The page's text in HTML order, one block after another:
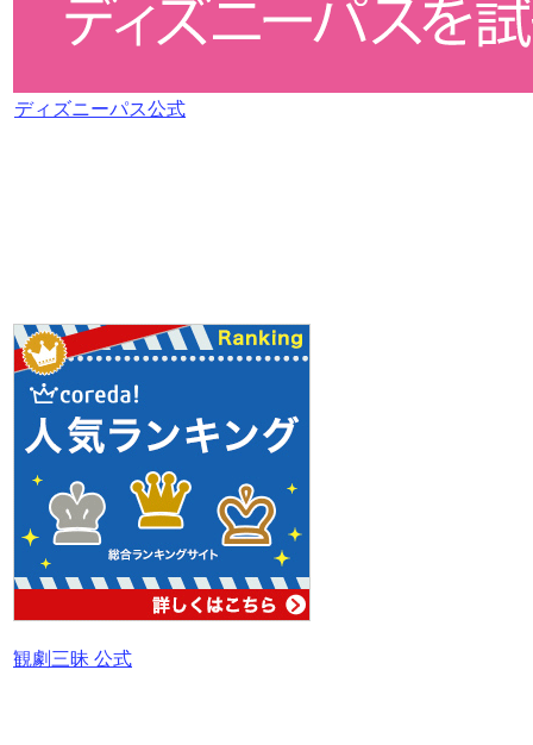
ディズニーパス公式
観劇三昧 公式